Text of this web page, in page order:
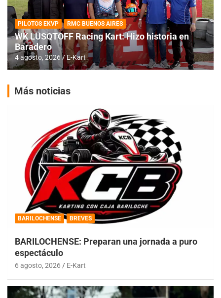
PILOTOS EKVP RMC BUENOS AIRES
WK LÜSQTOFF Racing Kart: Hizo historia en
Baradero
4 agosto, 2026 E-Kart
Más noticias
BARILOCHENSE BREVES
BARILOCHENSE: Preparan una jornada a puro
espectáculo
6 agosto, 2026 E-Kart